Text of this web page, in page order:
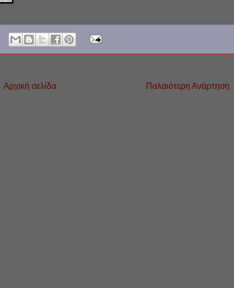
Παλαιότερη Ανάρτηση
Αρχική σελίδα